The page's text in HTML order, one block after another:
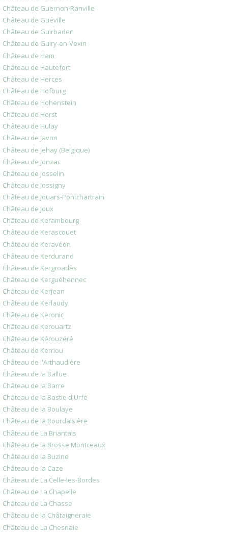
Château de Guernon-Ranville
Château de Guéville
Château de Guirbaden
Château de Guiry-en-Vexin
Château de Ham
Château de Hautefort
Château de Herces
Château de Hofburg
Château de Hohenstein
Château de Horst
Château de Hulay
Château de Javon
Château de Jehay (Belgique)
Château de Jonzac
Château de Josselin
Château de Jossigny
Château de Jouars-Pontchartrain
Château de Joux
Château de Kerambourg
Château de Kerascouet
Château de Keravéon
Château de Kerdurand
Château de Kergroadès
Château de Kerguéhennec
Château de Kerjean
Château de Kerlaudy
Château de Keronic
Château de Kerouartz
Château de Kérouzéré
Château de Kerriou
Château de l'Arthaudière
Château de la Ballue
Château de la Barre
Château de la Bastie d'Urfé
Château de la Boulaye
Château de la Bourdaisière
Château de La Briantais
Château de la Brosse Montceaux
Château de la Buzine
Château de la Caze
Château de La Celle-les-Bordes
Château de La Chapelle
Château de La Chasse
Château de la Châtaigneraie
Château de La Chesnaie